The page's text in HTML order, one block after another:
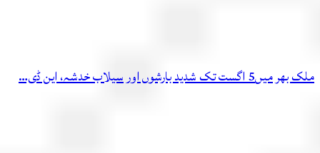
ملک بھر میں5 اگست تک شدید بارشوں اور سیلاب خدشہ، این ڈی…